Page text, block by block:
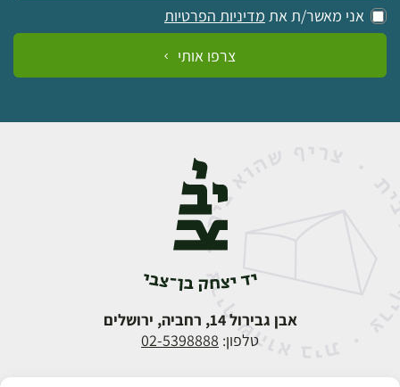
אני מאשר/ת את מדיניות הפרטיות
צרפו אותי
אבן גבירול 14, רחביה, ירושלים
טלפון: 02-5398888